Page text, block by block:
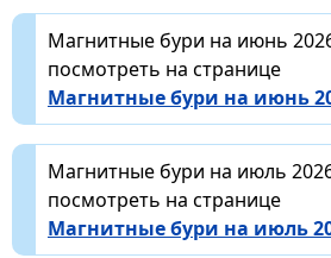
Магнитные бури на июнь
посмотреть на странице
Магнитные бури на июнь
Магнитные бури на июль
посмотреть на странице
Магнитные бури на июль